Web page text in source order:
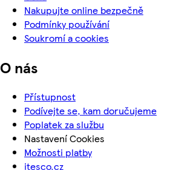
Nakupujte online bezpečně
Podmínky používání
Soukromí a cookies
O nás
Přístupnost
Podívejte se, kam doručujeme
Poplatek za službu
Nastavení Cookies
Možnosti platby
itesco.cz